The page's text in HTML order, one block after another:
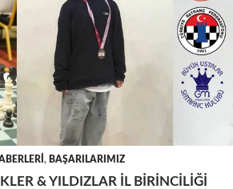
, BAŞARILARIMIZ
& YILDIZLAR İL BIRINCILIĞI